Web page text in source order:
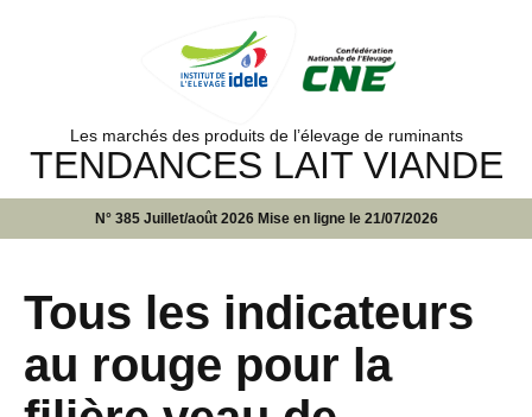
Les marchés des produits de l’élevage de ruminants
TENDANCES LAIT VIANDE
N° 385 Juillet/août 2026 Mise en ligne le 21/07/2026
Tous les indicateurs
au rouge pour la